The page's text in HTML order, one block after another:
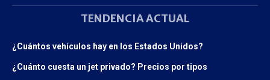
TENDENCIA ACTUAL
¿Cuántos vehículos hay en los Estados Unidos?
¿Cuánto cuesta un jet privado? Precios por tipos